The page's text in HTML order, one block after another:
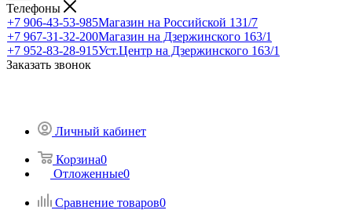
Телефоны
+7 906-43-53-985Магазин на Российской 131/7
+7 967-31-32-200Магазин на Дзержинского 163/1
+7 952-83-28-915Уст.Центр на Дзержинского 163/1
Заказать звонок
Личный кабинет
Корзина0
Отложенные0
Сравнение товаров0